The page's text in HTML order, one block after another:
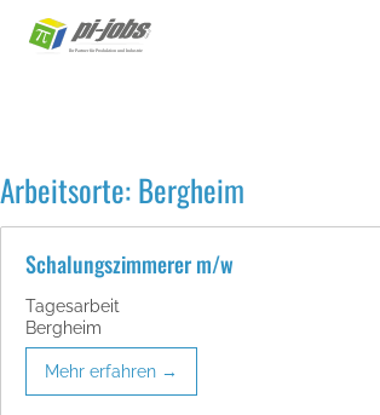
Arbeitsorte:Bergheim
Schalungszimmerer m/w
Tagesarbeit
Bergheim
Mehr erfahren